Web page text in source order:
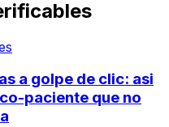
a golpe de clic: asi
paciente que no